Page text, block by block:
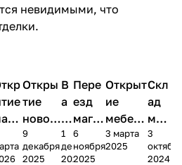
невидимыми, что
Откры
тие
новог
о
магаз
9
декабря
2025
В
а
к
а
н
1
декабря
2025
Пере
езд
магаз
ина в
г.
6
ноября
2025
Открыт
ие
мебель
ного
салона
3 марта
2025
Скл
ад
меб
ели
пер
3
2024